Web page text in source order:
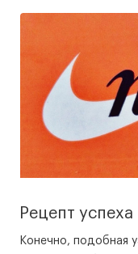
Рецепт успеха
Конечно, подобная